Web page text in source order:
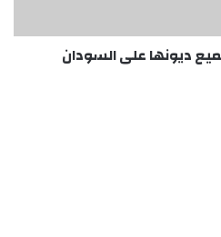
ديونها على السودان